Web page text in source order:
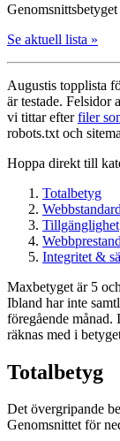
Se aktuell lista »
Augustis topplista
är testade. Felsidor
vi tittar efterfiler
robots.txt och
Hoppa direkt till
Totalbetyg
Webbstandard
Tillgänglighet
Integritet &
Maxbetyget är 5
Ibland har inte
föregående månad.
räknas med i
Totalbetyg
Det övergripande
Genomsnittet för